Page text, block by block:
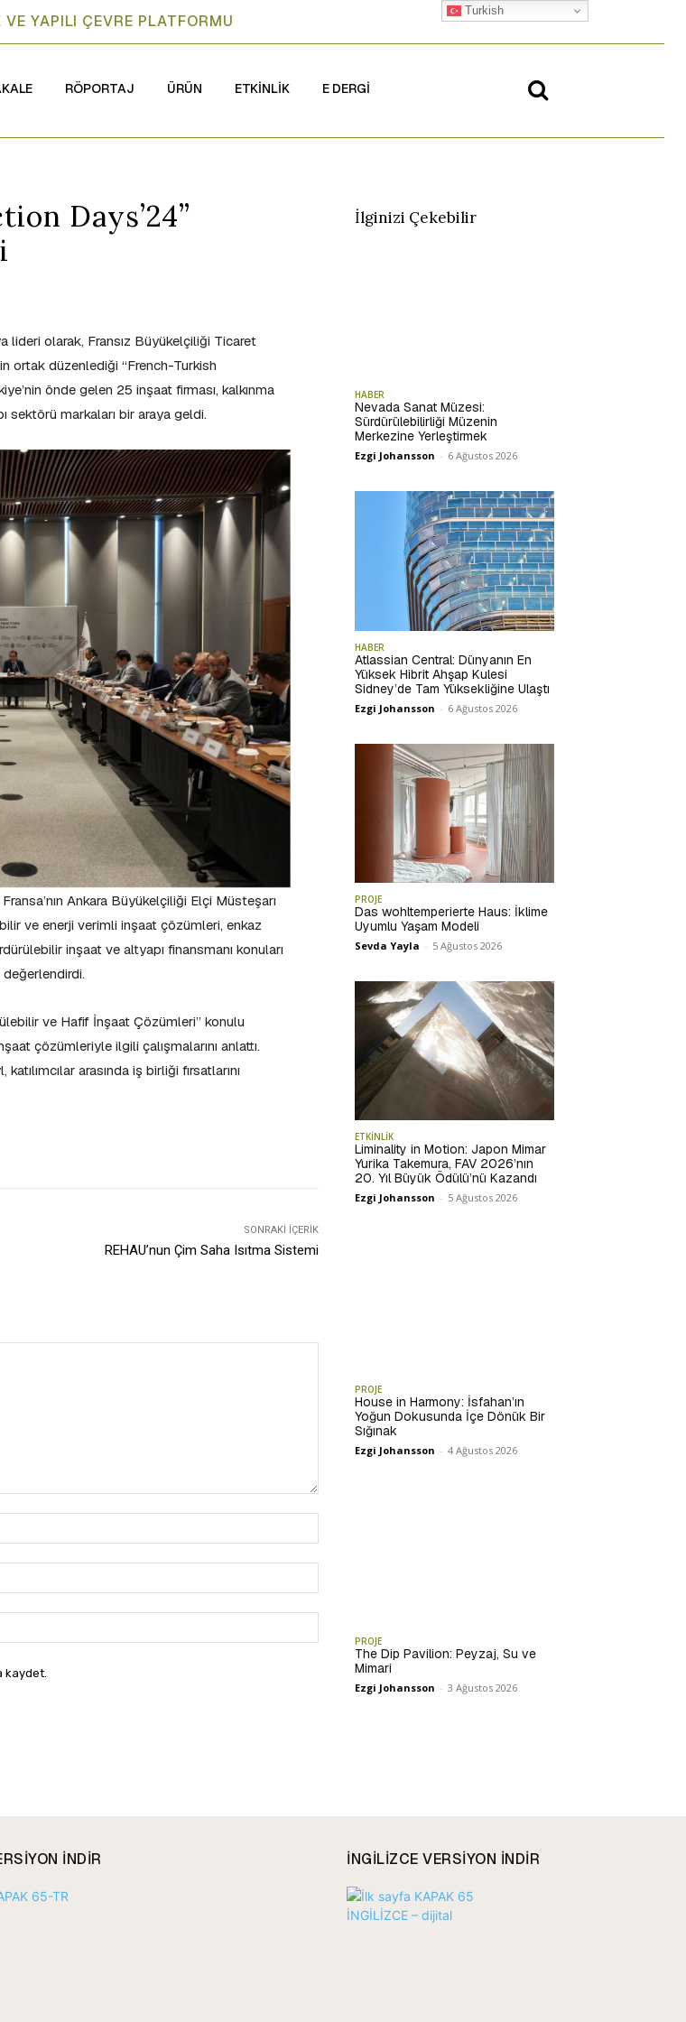
VE YAPILI ÇEVRE PLATFORMU
RÖPORTAJ ÜRÜN ETKİNLİK E DERGİ
Days’24”
lideri olarak, Fransız Büyükelçiliği Ticaret
ortak düzenlediği “French-Turkish
önde gelen 25 inşaat firması, kalkınma
sektörü markaları bir araya geldi.
Ankara Büyükelçiliği Elçi Müsteşarı
ve enerji verimli inşaat çözümleri, enkaz
inşaat ve altyapı finansmanı konuları
değerlendirdi.
ve Hafif İnşaat Çözümleri” konulu
çözümleriyle ilgili çalışmalarını anlattı.
arasında iş birliği fırsatlarını
SONRAKI İÇERIK
REHAU’nun Çim Saha Isıtma Sistemi
Posta:*
kaydet.
İlginizi Çekebilir
HABER
Nevada Sanat Müzesi:
Sürdürülebilirliği Müzenin
Merkezine Yerleştirmek
Ezgi Johansson - 6 Ağustos 2026
HABER
Atlassian Central: Dünyanın En
Yüksek Hibrit Ahşap Kulesi
Sidney’de Tam Yüksekliğine Ulaştı
Ezgi Johansson - 6 Ağustos 2026
PROJE
Das wohltemperierte Haus: İklime
Uyumlu Yaşam Modeli
Sevda Yayla - 5 Ağustos 2026
ETKİNLİK
Liminality in Motion: Japon Mimar
Yurika Takemura, FAV 2026’nın
20. Yıl Büyük Ödülü’nü Kazandı
Ezgi Johansson - 5 Ağustos 2026
PROJE
House in Harmony: İsfahan’ın
Yoğun Dokusunda İçe Dönük Bir
Sığınak
Ezgi Johansson - 4 Ağustos 2026
PROJE
The Dip Pavilion: Peyzaj, Su ve
Mimari
Ezgi Johansson - 3 Ağustos 2026
INDIR INGILIZCE VERSIYON INDIR
Turkish